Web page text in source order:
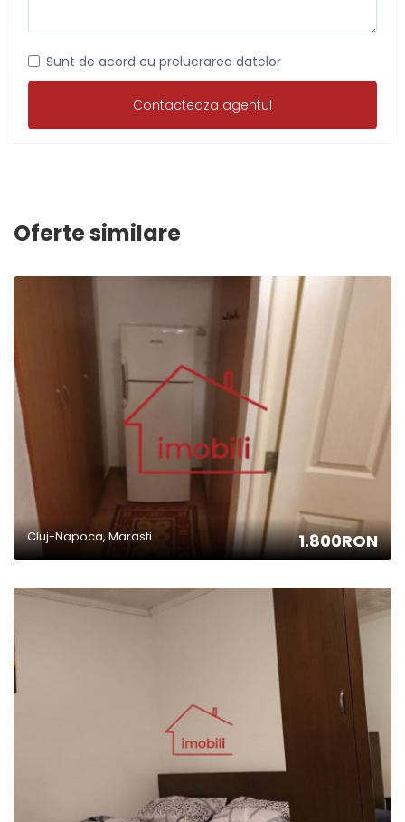
Sunt de acord cu prelucrarea datelor
Oferte similare
Cluj-Napoca, Marasti 1.800RON